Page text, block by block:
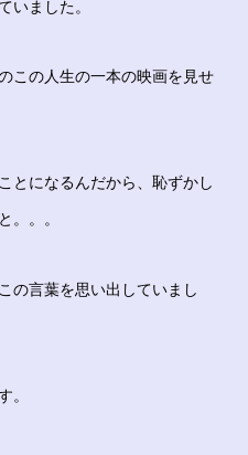
いました。
この人生の一本の映画を見せ
とになるんだから、恥ずかし
。。。
の言葉を思い出していまし
。